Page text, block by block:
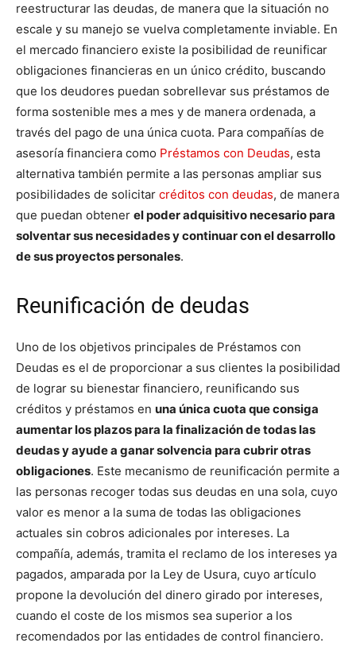
reestructurar las deudas, de manera que la situación no
escale y su manejo se vuelva completamente inviable. En
el mercado financiero existe la posibilidad de reunificar
obligaciones financieras en un único crédito, buscando
que los deudores puedan sobrellevar sus préstamos de
forma sostenible mes a mes y de manera ordenada, a
través del pago de una única cuota. Para compañías de
asesoría financiera como Préstamos con Deudas, esta
alternativa también permite a las personas ampliar sus
posibilidades de solicitar créditos con deudas, de manera
que puedan obtener el poder adquisitivo necesario para
solventar sus necesidades y continuar con el desarrollo
de sus proyectos personales.
Reunificación de deudas
Uno de los objetivos principales de Préstamos con
Deudas es el de proporcionar a sus clientes la posibilidad
de lograr su bienestar financiero, reunificando sus
créditos y préstamos en una única cuota que consiga
aumentar los plazos para la finalización de todas las
deudas y ayude a ganar solvencia para cubrir otras
obligaciones. Este mecanismo de reunificación permite a
las personas recoger todas sus deudas en una sola, cuyo
valor es menor a la suma de todas las obligaciones
actuales sin cobros adicionales por intereses. La
compañía, además, tramita el reclamo de los intereses ya
pagados, amparada por la Ley de Usura, cuyo artículo
propone la devolución del dinero girado por intereses,
cuando el coste de los mismos sea superior a los
recomendados por las entidades de control financiero.